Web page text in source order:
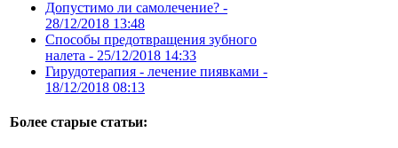
Допустимо ли самолечение? -
28/12/2018 13:48
Способы предотвращения зубного
налета - 25/12/2018 14:33
Гирудотерапия - лечение пиявками -
18/12/2018 08:13
Более старые статьи: